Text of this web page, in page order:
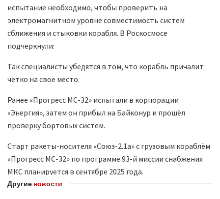
испытание необходимо, чтобы проверить на
электромагнитном уровне совместимость систем
сближения и стыковки корабля. В Роскосмосе
подчеркнули:
Так специалисты убедятся в том, что корабль причалит
чётко на своё место.
Ранее «Прогресс МС-32» испытали в корпорации
«Энергия», затем он прибыл на Байконур и прошёл
проверку бортовых систем.
Старт ракеты-носителя «Союз-2.1а» с грузовым кораблём
«Прогресс МС-32» по программе 93-й миссии снабжения
МКС планируется в сентябре 2025 года.
Другие новости